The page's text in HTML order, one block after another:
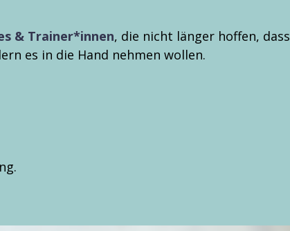
& Trainer*innen, die nicht länger hoffen, dass
es in die Hand nehmen wollen.